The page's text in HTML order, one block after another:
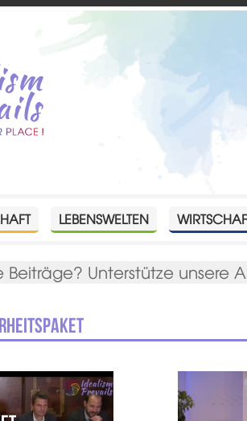
LEBENSWELTEN
Beiträge? Unterstütze